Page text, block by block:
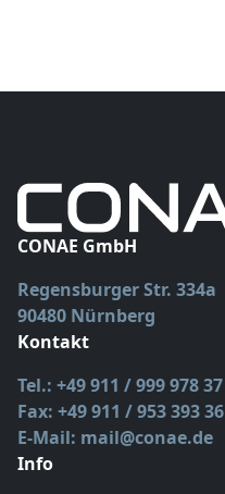
CONAE GmbH
Regensburger Str. 334a
90480 Nürnberg
Kontakt
Tel.: +49 911 / 999 978 37
Fax: +49 911 / 953 393 36
E-Mail: mail@conae.de
Info